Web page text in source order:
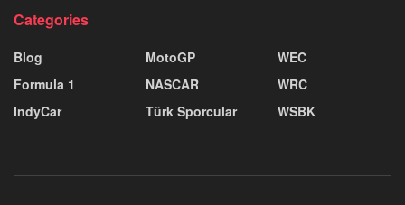
Categories
Blog
Formula 1
IndyCar
MotoGP
NASCAR
Türk Sporcular
WEC
WRC
WSBK